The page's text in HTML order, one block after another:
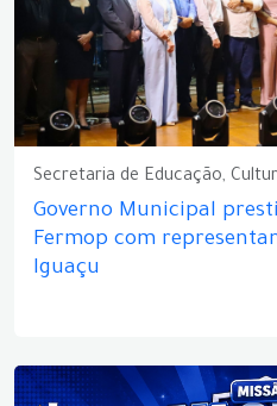
Secretaria de Educação,
Governo Municipal
Fermop com
Iguaçu